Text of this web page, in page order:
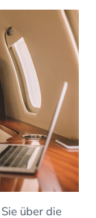
über die